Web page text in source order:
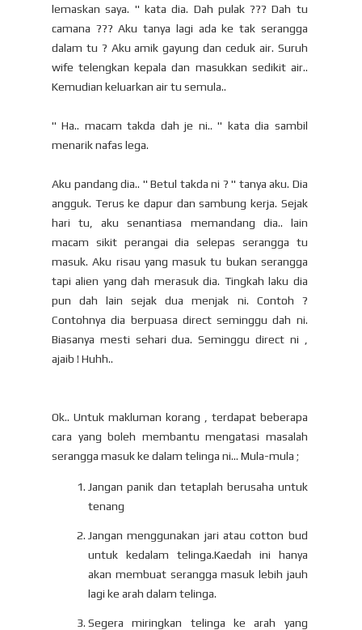
lemaskan saya. " kata dia. Dah pulak ??? Dah tu
camana ??? Aku tanya lagi ada ke tak serangga
dalam tu ? Aku amik gayung dan ceduk air. Suruh
wife telengkan kepala dan masukkan sedikit air..
Kemudian keluarkan air tu semula..
" Ha.. macam takda dah je ni.. " kata dia sambil
menarik nafas lega.
Aku pandang dia.. " Betul takda ni ? " tanya aku. Dia
angguk. Terus ke dapur dan sambung kerja. Sejak
hari tu, aku senantiasa memandang dia.. lain
macam sikit perangai dia selepas serangga tu
masuk. Aku risau yang masuk tu bukan serangga
tapi alien yang dah merasuk dia. Tingkah laku dia
pun dah lain sejak dua menjak ni. Contoh ?
Contohnya dia berpuasa direct seminggu dah ni.
Biasanya mesti sehari dua. Seminggu direct ni ,
ajaib ! Huhh..
Ok.. Untuk makluman korang , terdapat beberapa
cara yang boleh membantu mengatasi masalah
serangga masuk ke dalam telinga ni... Mula-mula ;
Jangan panik dan tetaplah berusaha untuk
tenang
Jangan menggunakan jari atau cotton bud
untuk kedalam telinga.Kaedah ini hanya
akan membuat serangga masuk lebih jauh
lagi ke arah dalam telinga.
Segera miringkan telinga ke arah yang